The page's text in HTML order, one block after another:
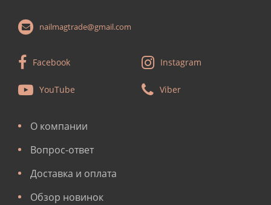
nailmagtrade@gmail.com
Facebook Instagram
YouTube Viber
О компании
Вопрос-ответ
Доставка и оплата
Обзор новинок